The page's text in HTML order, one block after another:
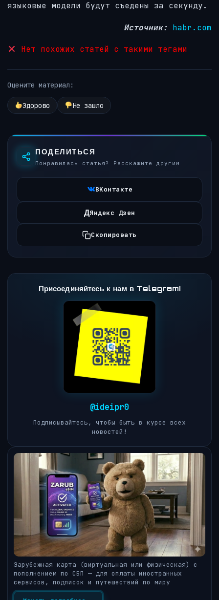
языковые модели будут съедены за секунду.
Источник: habr.com
Нет похожих статей с такими тегами
Оцените материал:
Здорово Не зашло
ПОДЕЛИТЬСЯ
Понравилась статья? Расскажите другим
ВКонтакте
ДЯндекс Дзен
Скопировать
Присоединяйтесь к нам в Telegram!
@ideipr0
Подписывайтесь, чтобы быть в курсе всех
новостей!
Зарубежная карта (виртуальная или физическая) с
пополнением по СБП — для оплаты иностранных
сервисов, подписок и путешествий по миру